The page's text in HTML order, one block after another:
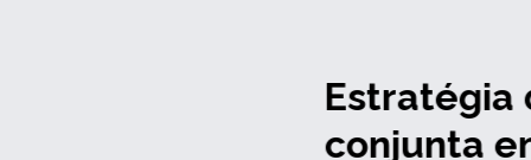
Estratégia de atuação
conjunta entre os quatro